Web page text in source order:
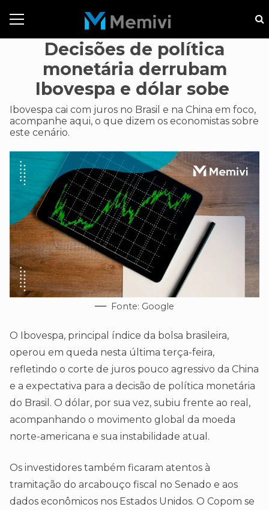
Decisões de política
monetária derrubam
Ibovespa e dólar sobe
Ibovespa cai com juros no Brasil e na China em foco,
acompanhe aqui, o que dizem os economistas sobre
este cenário.
Fonte: Google
O Ibovespa, principal índice da bolsa brasileira,
operou em queda nesta última terça-feira,
refletindo o corte de juros pouco agressivo da China
e a expectativa para a decisão de política monetária
do Brasil. O dólar, por sua vez, subiu frente ao real,
acompanhando o movimento global da moeda
norte-americana e sua instabilidade atual.
Os investidores também ficaram atentos à
tramitação do arcabouço fiscal no Senado e aos
dados econômicos nos Estados Unidos. O Copom se